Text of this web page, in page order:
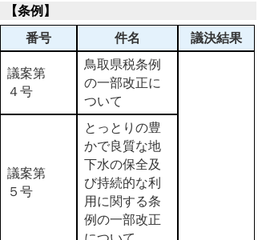
【条例】
番号 件名 議決結果
議案第
４号
鳥取県税条例
の一部改正に
ついて
議案第
５号
とっとりの豊
かで良質な地
下水の保全及
び持続的な利
用に関する条
例の一部改正